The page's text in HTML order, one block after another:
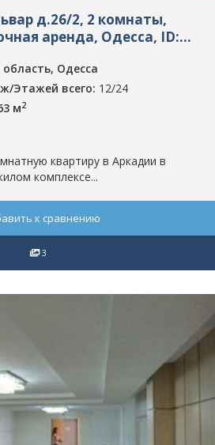
д.26/2, 2 комнаты,
аренда, Одесса, ID:
Одесса
Этажей всего: 12/24
м2
квартиру в Аркадии в
комплексе...
к сравнению
3